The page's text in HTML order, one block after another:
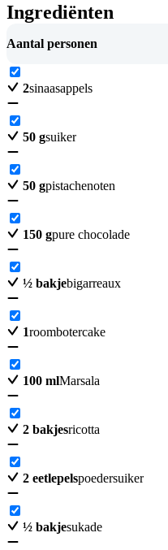
Ingrediënten
Aantal personen
2sinaasappels
50 gsuiker
50 gpistachenoten
150 gpure chocolade
½ bakjebigarreaux
1roombotercake
100 mlMarsala
2 bakjesricotta
2 eetlepelspoedersuiker
½ bakjesukade